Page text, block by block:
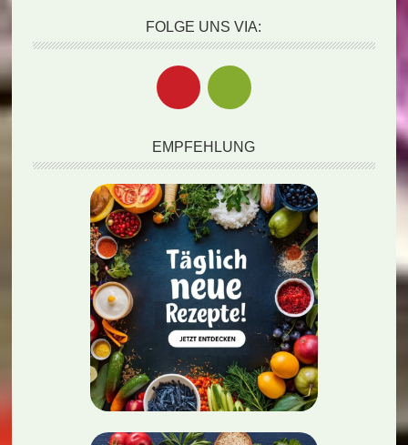
FOLGE UNS VIA:
EMPFEHLUNG